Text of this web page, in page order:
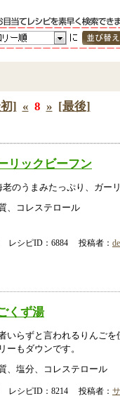
] « 8 » [最後]
リックビーフン
のうまみたっぷり、ガー
、コレステロール
レシピID：6884 投稿者：
くず湯
いらずと言われるりんごを
ーもダウンです。
、塩分、コレステロール
レシピID：8214 投稿者：